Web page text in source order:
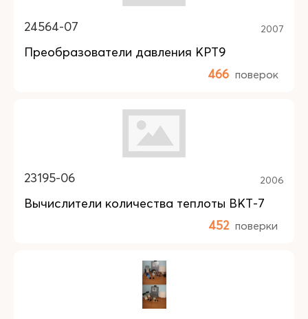
24564-07 2007
Преобразователи давления КРТ9
466 поверок
23195-06 2006
Вычислители количества теплоты ВКТ-7
452 поверки